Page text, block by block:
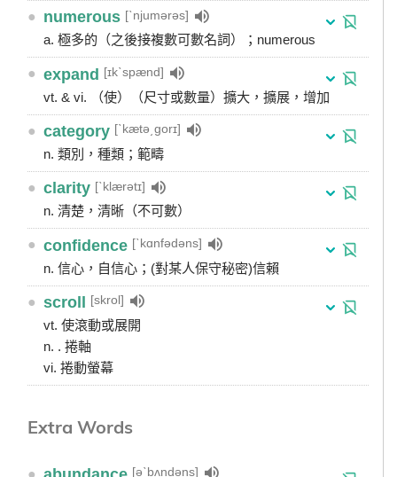
● numerous [ˋnjumərəs]
a. 極多的（之後接複數可數名詞）；numerous
● expand [ɪkˋspænd]
vt. & vi. （使）（尺寸或數量）擴大，擴展，增加
● category [ˋkætə͵gorɪ]
n. 類別，種類；範疇
● clarity [ˋklærətɪ]
n. 清楚，清晰（不可數）
● confidence [ˋkɑnfədəns]
n. 信心，自信心；(對某人保守秘密)信賴
● scroll [skrol]
vt. 使滾動或展開
n. . 捲軸
vi. 捲動螢幕
Extra Words
[əˋbʌndəns]